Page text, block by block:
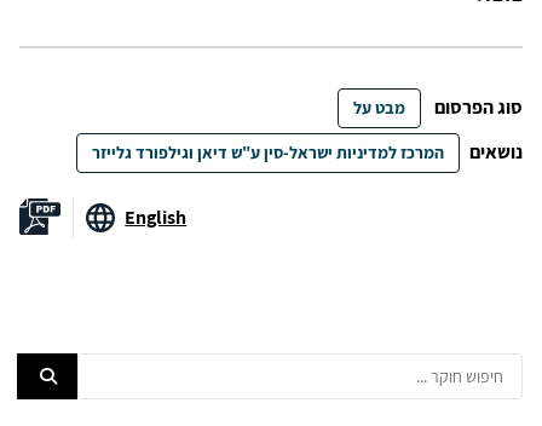
סוג הפרסום מבט על
נושאים המרכז למדיניות ישראל-סין ע"ש דיאן וגילפורד גלייזר
English